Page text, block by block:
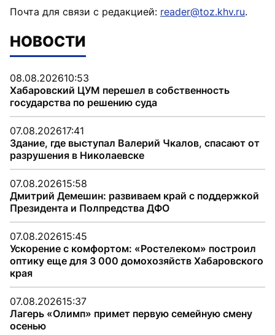
Почта для связи с редакцией: reader@toz.khv.ru.
НОВОСТИ
08.08.202610:53
Хабаровский ЦУМ перешел в собственность
государства по решению суда
07.08.202617:41
Здание, где выступал Валерий Чкалов, спасают от
разрушения в Николаевске
07.08.202615:58
Дмитрий Демешин: развиваем край с поддержкой
Президента и Полпредства ДФО
07.08.202615:45
Ускорение с комфортом: «Ростелеком» построил
оптику еще для 3 000 домохозяйств Хабаровского
края
07.08.202615:37
Лагерь «Олимп» примет первую семейную смену
осенью